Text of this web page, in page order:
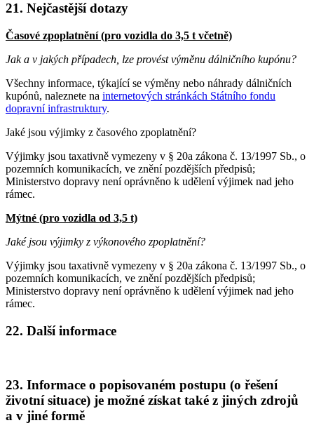
21. Nejčastější dotazy
Časové zpoplatnění (pro vozidla do 3,5 t včetně)
Jak a v jakých případech, lze provést výměnu dálničního kupónu?
Všechny informace, týkající se výměny nebo náhrady dálničních
kupónů, naleznete na internetových stránkách Státního fondu
dopravní infrastruktury.
Jaké jsou výjimky z časového zpoplatnění?
Výjimky jsou taxativně vymezeny v § 20a zákona č. 13/1997 Sb., o
pozemních komunikacích, ve znění pozdějších předpisů;
Ministerstvo dopravy není oprávněno k udělení výjimek nad jeho
rámec.
Mýtné (pro vozidla od 3,5 t)
Jaké jsou výjimky z výkonového zpoplatnění?
Výjimky jsou taxativně vymezeny v § 20a zákona č. 13/1997 Sb., o
pozemních komunikacích, ve znění pozdějších předpisů;
Ministerstvo dopravy není oprávněno k udělení výjimek nad jeho
rámec.
22. Další informace
23. Informace o popisovaném postupu (o řešení
životní situace) je možné získat také z jiných zdrojů
a v jiné formě